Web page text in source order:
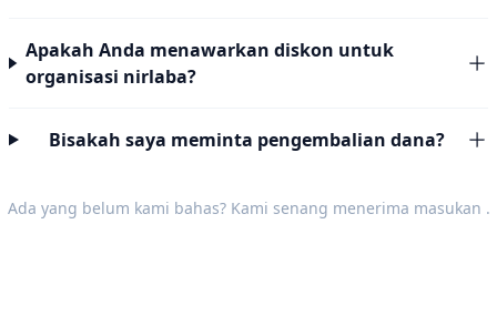
Apakah Anda menawarkan diskon untuk
organisasi nirlaba?
Bisakah saya meminta pengembalian dana?
Ada yang belum kami bahas? Kami senang menerima masukan .